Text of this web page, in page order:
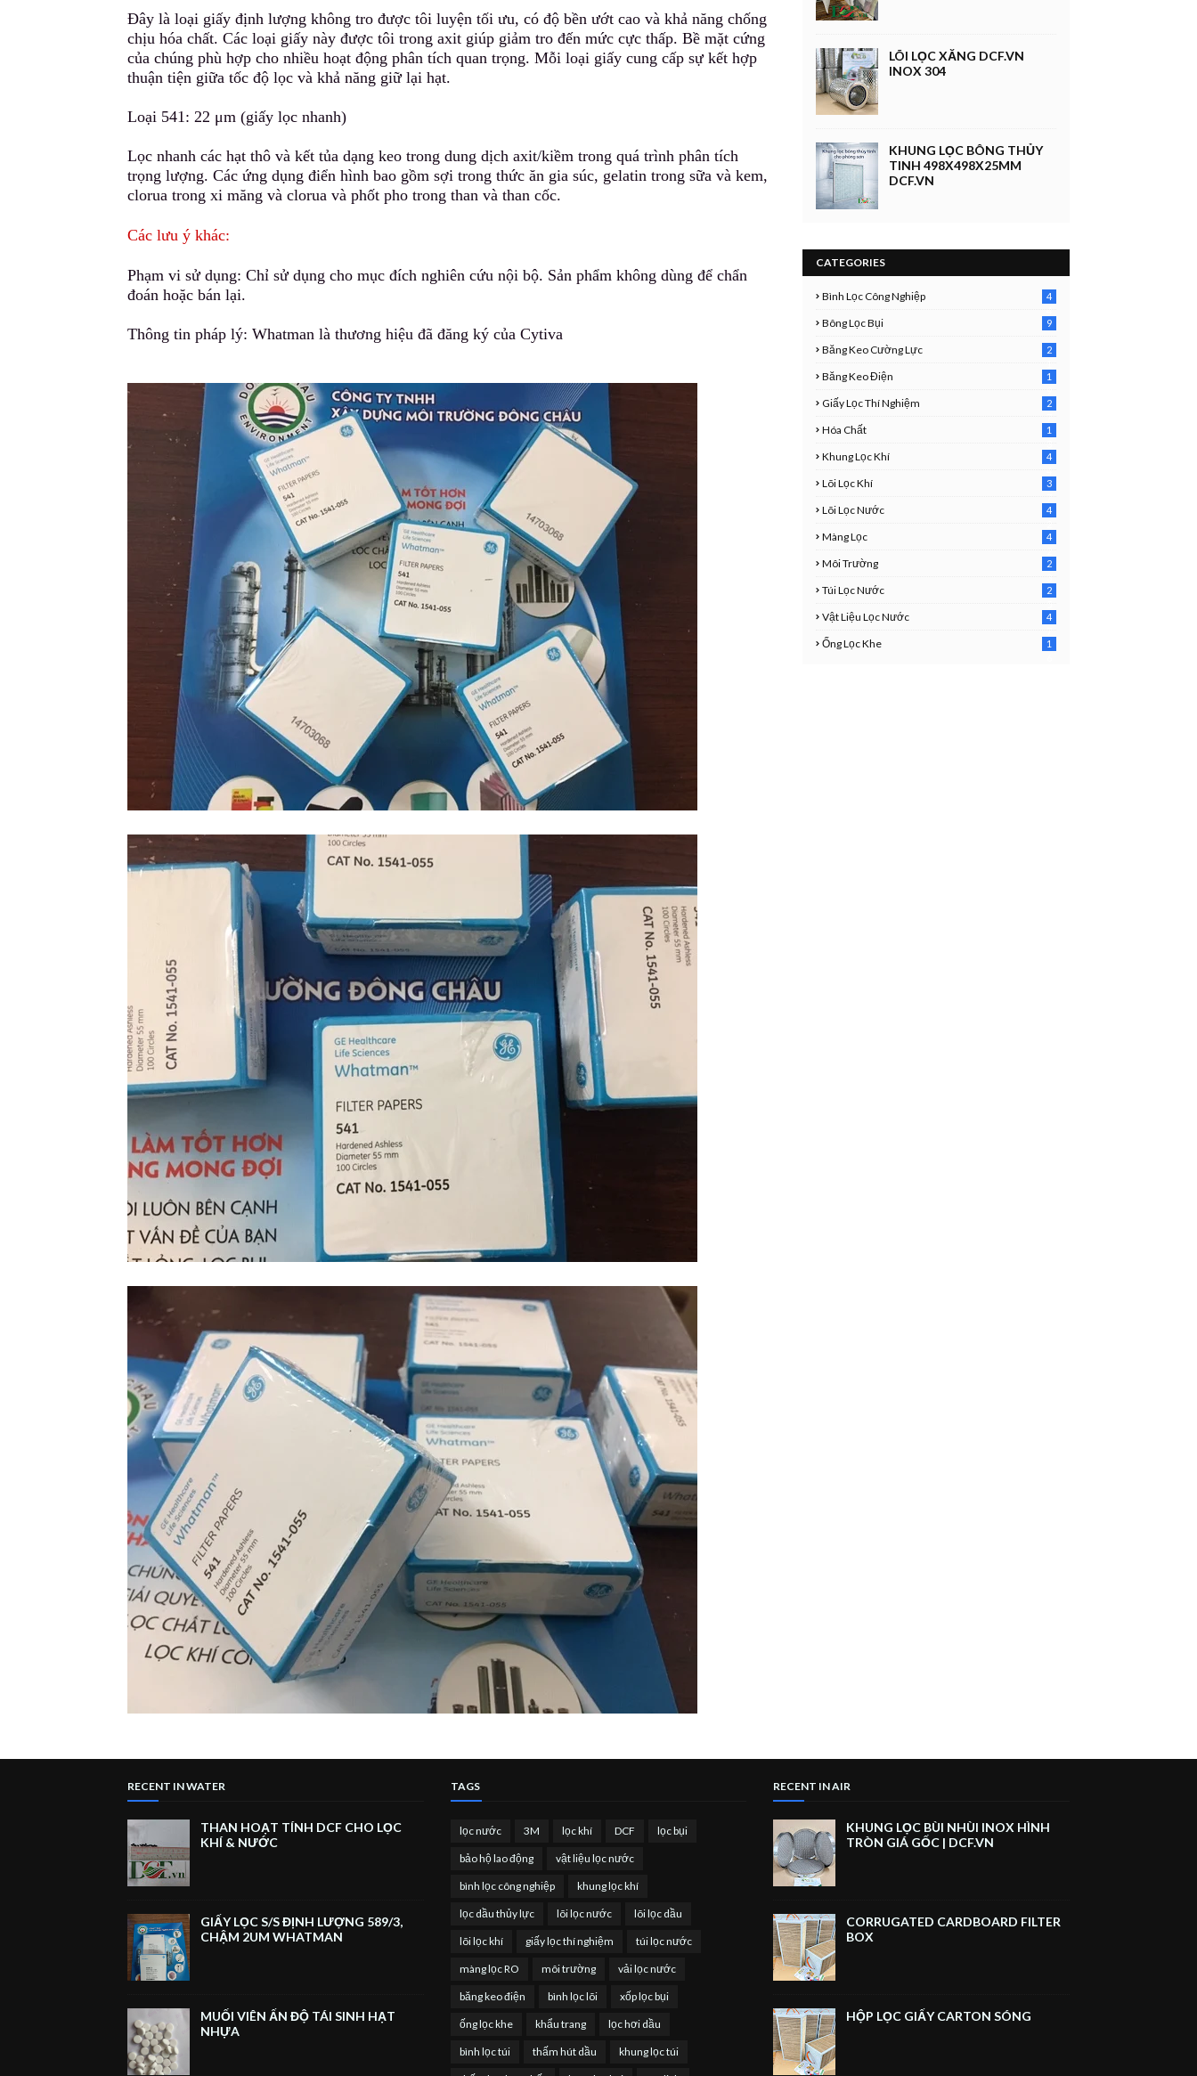
Đây là loại giấy định lượng không tro được tôi luyện tối ưu, có độ bền ướt cao và khả năng chống
chịu hóa chất. Các loại giấy này được tôi trong axit giúp giảm tro đến mức cực thấp. Bề mặt cứng
của chúng phù hợp cho nhiều hoạt động phân tích quan trọng. Mỗi loại giấy cung cấp sự kết hợp
thuận tiện giữa tốc độ lọc và khả năng giữ lại hạt.
Loại 541: 22 μm (giấy lọc nhanh)
Lọc nhanh các hạt thô và kết tủa dạng keo trong dung dịch axit/kiềm trong quá trình phân tích
trọng lượng. Các ứng dụng điển hình bao gồm sợi trong thức ăn gia súc, gelatin trong sữa và kem,
clorua trong xi măng và clorua và phốt pho trong than và than cốc.
Các lưu ý khác:
Phạm vi sử dụng: Chỉ sử dụng cho mục đích nghiên cứu nội bộ. Sản phẩm không dùng để chẩn
đoán hoặc bán lại.
Thông tin pháp lý: Whatman là thương hiệu đã đăng ký của Cytiva
LÕI LỌC XĂNG DCF.VN
INOX 304
KHUNG LỌC BÔNG THỦY
TINH 498X498X25MM
DCF.VN
CATEGORIES
Bình Lọc Công Nghiệp
4
Bông Lọc Bụi 9
Băng Keo Cường Lực
2
Băng Keo Điện
1
Giấy Lọc Thí Nghiệm
2
Hóa Chất
1
Khung Lọc Khí
4
Lõi Lọc Khí
3
Lõi Lọc Nước
4
Màng Lọc
4
Môi Trường
2
Túi Lọc Nước
2
Vật Liệu Lọc Nước
4
Ống Lọc Khe
1
RECENT IN WATER
THAN HOẠT TÍNH DCF CHO LỌC
KHÍ & NƯỚC
GIẤY LỌC S/S ĐỊNH LƯỢNG 589/3,
CHẬM 2UM WHATMAN
MUỐI VIÊN ẤN ĐỘ TÁI SINH HẠT
NHỰA
TAGS
lọc nước 3M lọc khí DCF lọc bụi
bảo hộ lao động vật liệu lọc nước
bình lọc công nghiệp khung lọc khí
lọc dầu thủy lực lõi lọc nước lõi lọc dầu
lõi lọc khí giấy lọc thí nghiệm túi lọc nước
màng lọc RO môi trường vải lọc nước
băng keo điện bình lọc lõi xốp lọc bụi
ống lọc khe khẩu trang lọc hơi dầu
bình lọc túi thấm hút dầu khung lọc túi
RECENT IN AIR
KHUNG LỌC BÙI NHÙI INOX HÌNH
TRÒN GIÁ GỐC | DCF.VN
CORRUGATED CARDBOARD FILTER
BOX
HỘP LỌC GIẤY CARTON SÓNG